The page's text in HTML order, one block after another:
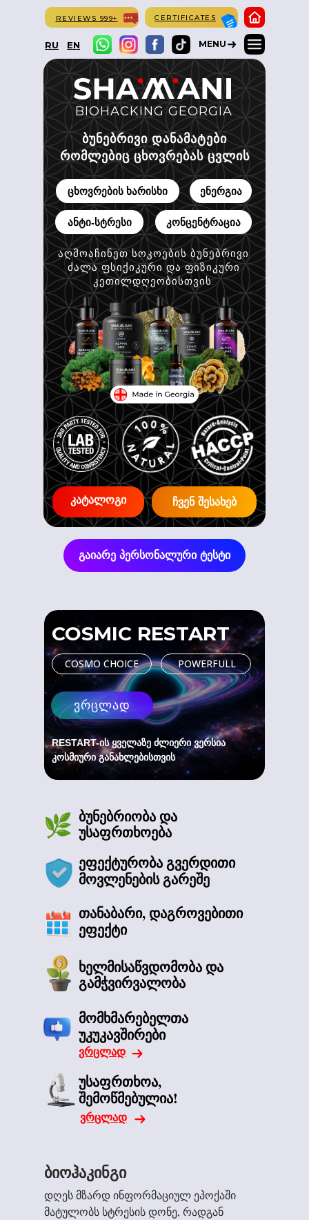
REVIEWS 999+
MENU
RU
CERTIFICATES
EN
ვრცლად
BIOHACKING GEORGIA
კატალოგი
აღმოაჩინეთ სოკოების ბუნებრივი
ძალა ფსიქიკური და ფიზიკური
კეთილდღეობისთვის.
ბუნებრივი დანამატები
რომლებიც ცხოვრებას ცვლის
ენერგია
კონცენტრაცია
ცხოვრების ხარისხი
ანტი-სტრესი
ჩვენ შესახებ
არა იმიტომ რომ აქციაა, რადგან შენ უკვე აქამდე
მოხვედი! ეს კი ნიშნავს, რომ შიგნით რაღაცამ უკვე
გააკეთა არჩევანი...
ნუ დაელოდები კიდევ ერთ "სწორ მომენტს"...
ეს არის საუკეთესო მომენტი!
გაიარე პერსონალური ტესტი
ვრცლად
COSMO CHOICE POWERFULL
RESTART-ის ყველაზე ძლიერი ვერსია
კოსმიური განახლებისთვის
COSMIC RESTART
ბუნებრიობა და
უსაფრთხოება
ეფექტურობა გვერდითი
მოვლენების გარეშე
თანაბარი, დაგროვებითი
ეფექტი
ხელმისაწვდომობა და
გამჭვირვალობა
მომხმარებელთა
უკუკავშირები
უსაფრთხოა,
შემოწმებულია!
ვრცლად
ვრცლად
დღეს მზარდ ინფორმაციულ ეპოქაში
მატულობს სტრესის დონე, რადგან
ბიოჰაკინგი